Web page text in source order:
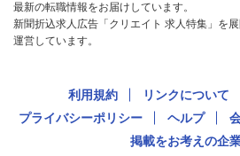
最新の転職情報をお届けしています。
新聞折込求人広告「クリエイト 求人特集」を
運営しています。
利用規約 リンクについて
プライバシーポリシー
ヘルプ
掲載をお考えの企